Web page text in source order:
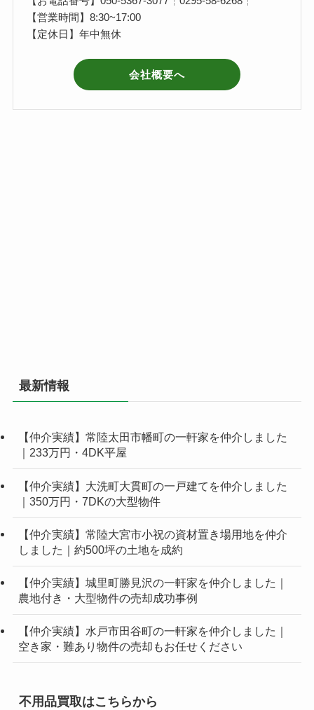
【営業時間】8:30~17:00
【定休日】年中無休
会社概要へ
最新情報
【仲介実績】常陸太田市幡町の一軒家を仲介しました
｜233万円・4DK平屋
【仲介実績】大洗町大貫町の一戸建てを仲介しました
｜350万円・7DKの大型物件
【仲介実績】常陸大宮市小祝の資材置き場用地を仲介
しました｜約500坪の土地を成約
【仲介実績】城里町勝見沢の一軒家を仲介しました｜
農地付き・大型物件の売却成功事例
【仲介実績】水戸市田谷町の一軒家を仲介しました｜
空き家・難あり物件の売却もお任せください
不用品買取はこちらから